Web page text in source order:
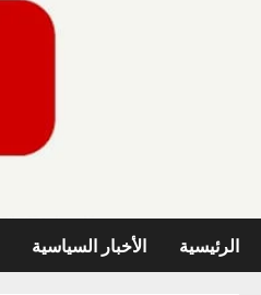
الرئيسية الأخبار السياسية